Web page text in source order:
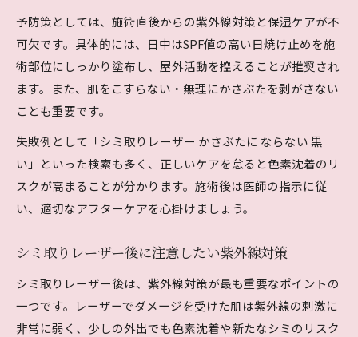
予防策としては、施術直後からの紫外線対策と保湿ケアが不
可欠です。具体的には、日中はSPF値の高い日焼け止めを施
術部位にしっかり塗布し、屋外活動を控えることが推奨され
ます。また、肌をこすらない・無理にかさぶたを剥がさない
ことも重要です。
失敗例として「シミ取りレーザー かさぶたに ならない 黒
い」といった検索も多く、正しいケアを怠ると色素沈着のリ
スクが高まることが分かります。施術後は医師の指示に従
い、適切なアフターケアを心掛けましょう。
シミ取りレーザー後に注意したい紫外線対策
シミ取りレーザー後は、紫外線対策が最も重要なポイントの
一つです。レーザーでダメージを受けた肌は紫外線の刺激に
非常に弱く、少しの外出でも色素沈着や新たなシミのリスク